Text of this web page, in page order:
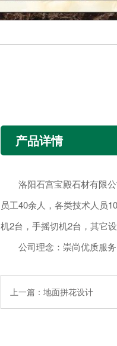
产品详情
洛阳石宫宝殿石材有限公
员工40余人，各类技术人员
机2台，手摇切机2台，其它
公司理念：崇尚优质服务
上一篇： 地面拼花设计